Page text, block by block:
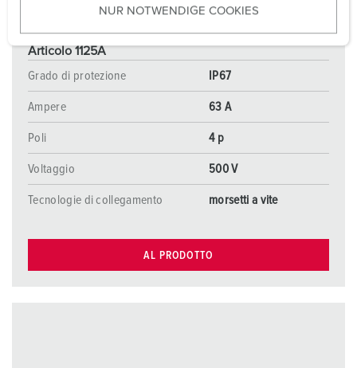
w
NUR NOTWENDIGE COOKIES
Articolo 1125A
Grado di protezione
IP67
Ampere 63 A
Poli 4 p
Voltaggio 500 V
Tecnologie di collegamento morsetti a vite
AL PRODOTTO